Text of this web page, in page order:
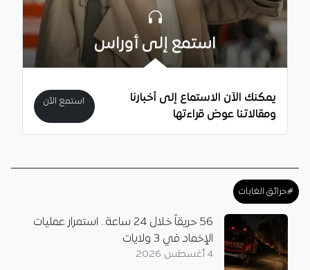
استمع إلى أوراس
يمكنك الآن الاستماع إلى أخبارنا
ومقالاتنا عوض قراءتها
استمع الآن
#حرائق الغابات
56 حريقاً خلال 24 ساعة.. استمرار عمليات
الإخماد في 3 ولايات
4 أغسطس 2026